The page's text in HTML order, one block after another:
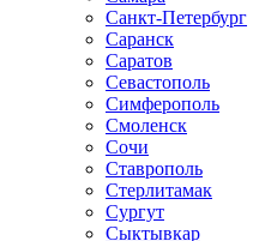
Санкт-Петербург
Саранск
Саратов
Севастополь
Симферополь
Смоленск
Сочи
Ставрополь
Стерлитамак
Сургут
Сыктывкар